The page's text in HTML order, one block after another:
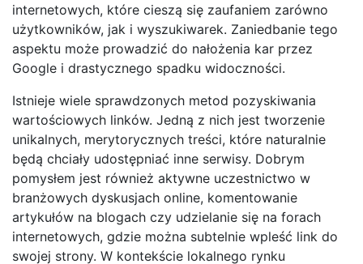
internetowych, które cieszą się zaufaniem zarówno
użytkowników, jak i wyszukiwarek. Zaniedbanie tego
aspektu może prowadzić do nałożenia kar przez
Google i drastycznego spadku widoczności.
Istnieje wiele sprawdzonych metod pozyskiwania
wartościowych linków. Jedną z nich jest tworzenie
unikalnych, merytorycznych treści, które naturalnie
będą chciały udostępniać inne serwisy. Dobrym
pomysłem jest również aktywne uczestnictwo w
branżowych dyskusjach online, komentowanie
artykułów na blogach czy udzielanie się na forach
internetowych, gdzie można subtelnie wpleść link do
swojej strony. W kontekście lokalnego rynku